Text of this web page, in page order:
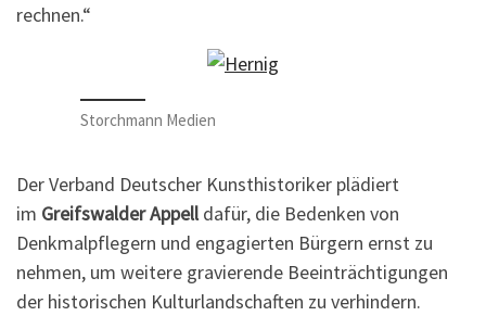
rechnen.“
Storchmann Medien
Der Verband Deutscher Kunsthistoriker plädiert
im Greifswalder Appell dafür, die Bedenken von
Denkmalpflegern und enga­gierten Bürgern ernst zu
nehmen, um weitere gravieren­de Beein­trächti­gungen
der historischen Kulturlandschaften zu verhindern.